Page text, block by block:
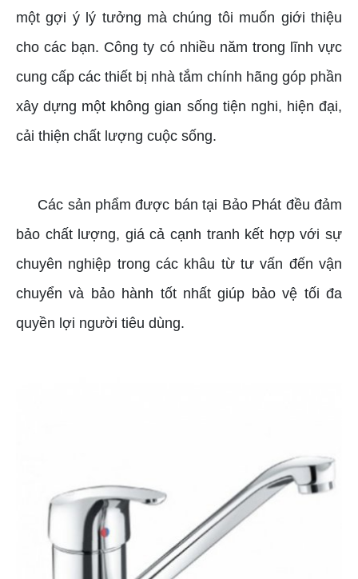
một gợi ý lý tưởng mà chúng tôi muốn giới thiệu
cho các bạn. Công ty có nhiều năm trong lĩnh vực
cung cấp các thiết bị nhà tắm chính hãng góp phần
xây dựng một không gian sống tiện nghi, hiện đại,
cải thiện chất lượng cuộc sống.
Các sản phẩm được bán tại Bảo Phát đều đảm
bảo chất lượng, giá cả cạnh tranh kết hợp với sự
chuyên nghiệp trong các khâu từ tư vấn đến vận
chuyển và bảo hành tốt nhất giúp bảo vệ tối đa
quyền lợi người tiêu dùng.